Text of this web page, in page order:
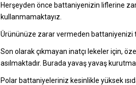
Herşeyden önce battaniyenizin liflerine
kullanmamaktayız.
Ürününüze zarar vermeden battaniyenizi
Son olarak çıkmayan inatçı lekeler için,
asılmaktadır. Burada yavaş yavaş
Polar battaniyeleriniz kesinlikle yüksek